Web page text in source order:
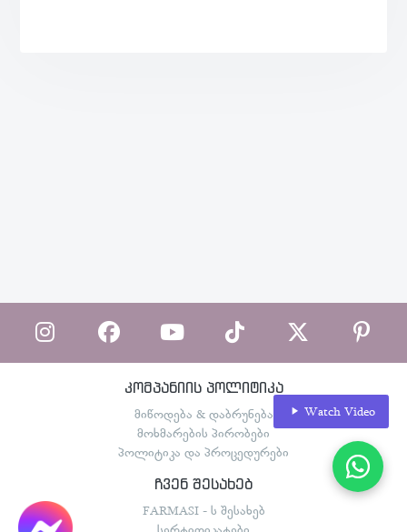
კომპანიის პოლიტიკა
მიწოდება & დაბრუნება
მოხმარების პირობები
პოლიტიკა და პროცედურები
ჩვენ შესახებ
FARMASI - ს შესახებ
Watch Video